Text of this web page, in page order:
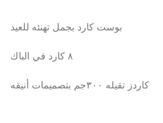
بوست كارد بجمل تهنئه للعيد
٨ كارد في الباك
كاردز تقيله ٣٠٠جم بتصميمات أنيقه